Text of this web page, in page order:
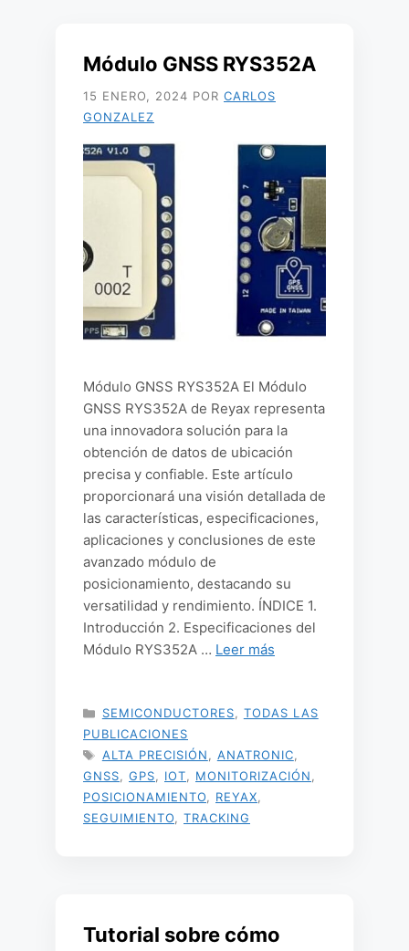
Módulo GNSS RYS352A
15 ENERO, 2024 POR CARLOS
GONZALEZ
Módulo GNSS RYS352A El Módulo
GNSS RYS352A de Reyax representa
una innovadora solución para la
obtención de datos de ubicación
precisa y confiable. Este artículo
proporcionará una visión detallada de
las características, especificaciones,
aplicaciones y conclusiones de este
avanzado módulo de
posicionamiento, destacando su
versatilidad y rendimiento. ÍNDICE 1.
Introducción 2. Especificaciones del
Módulo RYS352A … Leer más
CATEGORÍAS
SEMICONDUCTORES
TODAS LAS
PUBLICACIONES
ETIQUETAS
ALTA PRECISIÓN ANATRONIC
GNSS
GPS IOT MONITORIZACIÓN
POSICIONAMIENTO
REYAX
SEGUIMIENTO
TRACKING
Tutorial sobre cómo